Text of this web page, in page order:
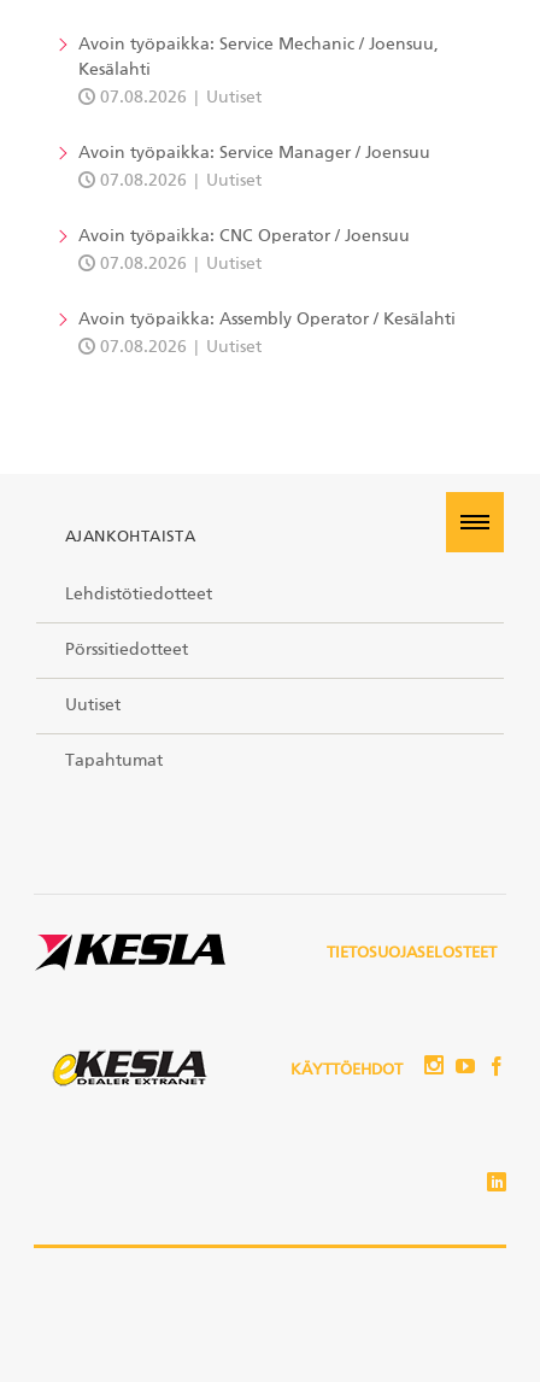
AJANKOHTAISTA
Lehdistötiedotteet
Pörssitiedotteet
Uutiset
Tapahtumat
Avoin työpaikka: Service Mechanic / Joensuu,
Kesälahti
07.08.2026
Uutiset
Avoin työpaikka: Service Manager / Joensuu
07.08.2026
Uutiset
Avoin työpaikka: CNC Operator / Joensuu
07.08.2026
Uutiset
Avoin työpaikka: Assembly Operator / Kesälahti
07.08.2026
Uutiset
TIETOSUOJASELOSTEET
KÄYTTÖEHDOT